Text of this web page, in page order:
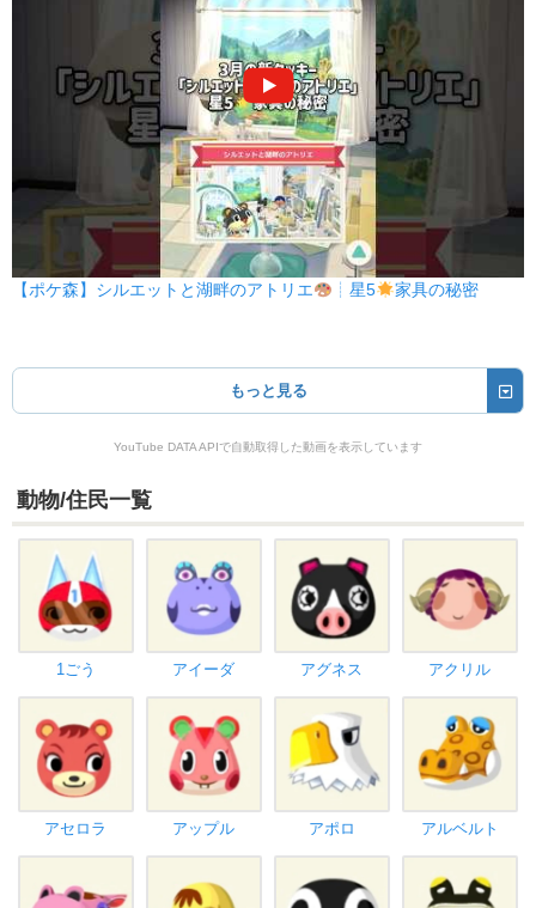
【ポケ森】シルエットと湖畔のアトリエ ┊星5 家具の秘密
もっと見る
YouTube DATA APIで自動取得した動画を表示しています
動物/住民一覧
1ごう アイーダ アグネス アクリル
アセロラ アップル アポロ アルベルト